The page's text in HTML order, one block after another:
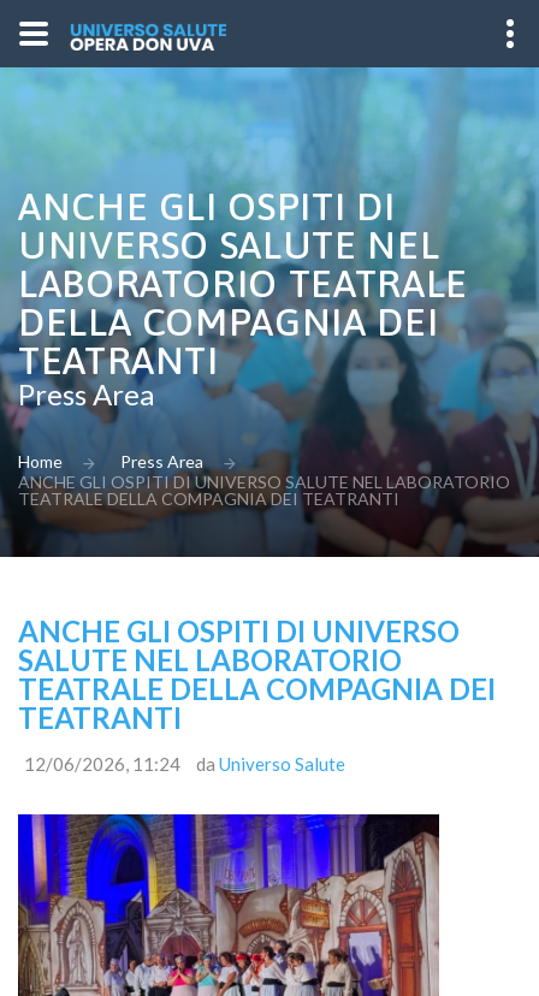
ANCHE GLI OSPITI DI
UNIVERSO SALUTE NEL
LABORATORIO TEATRALE
DELLA COMPAGNIA DEI
TEATRANTI
Press Area
Home
Press Area
ANCHE GLI OSPITI DI UNIVERSO SALUTE NEL LABORATORIO
TEATRALE DELLA COMPAGNIA DEI TEATRANTI
ANCHE GLI OSPITI DI UNIVERSO
SALUTE NEL LABORATORIO
TEATRALE DELLA COMPAGNIA DEI
TEATRANTI
12/06/2026, 11:24 da Universo Salute